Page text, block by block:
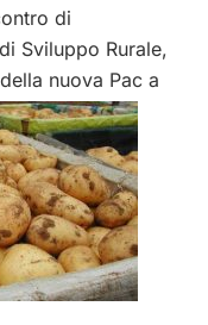
di
Sviluppo Rurale,
nuova Pac a